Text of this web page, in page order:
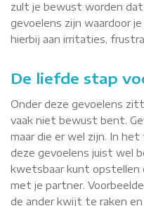
zult je bewust worden
gevoelens zijn waardoor
hierbij aan irritaties,
De liefde stap
Onder deze gevoelens
vaak niet bewust bent.
maar die er wel zijn. In
deze gevoelens juist wel
kwetsbaar kunt opstellen
met je partner.
de ander kwijt te raken en